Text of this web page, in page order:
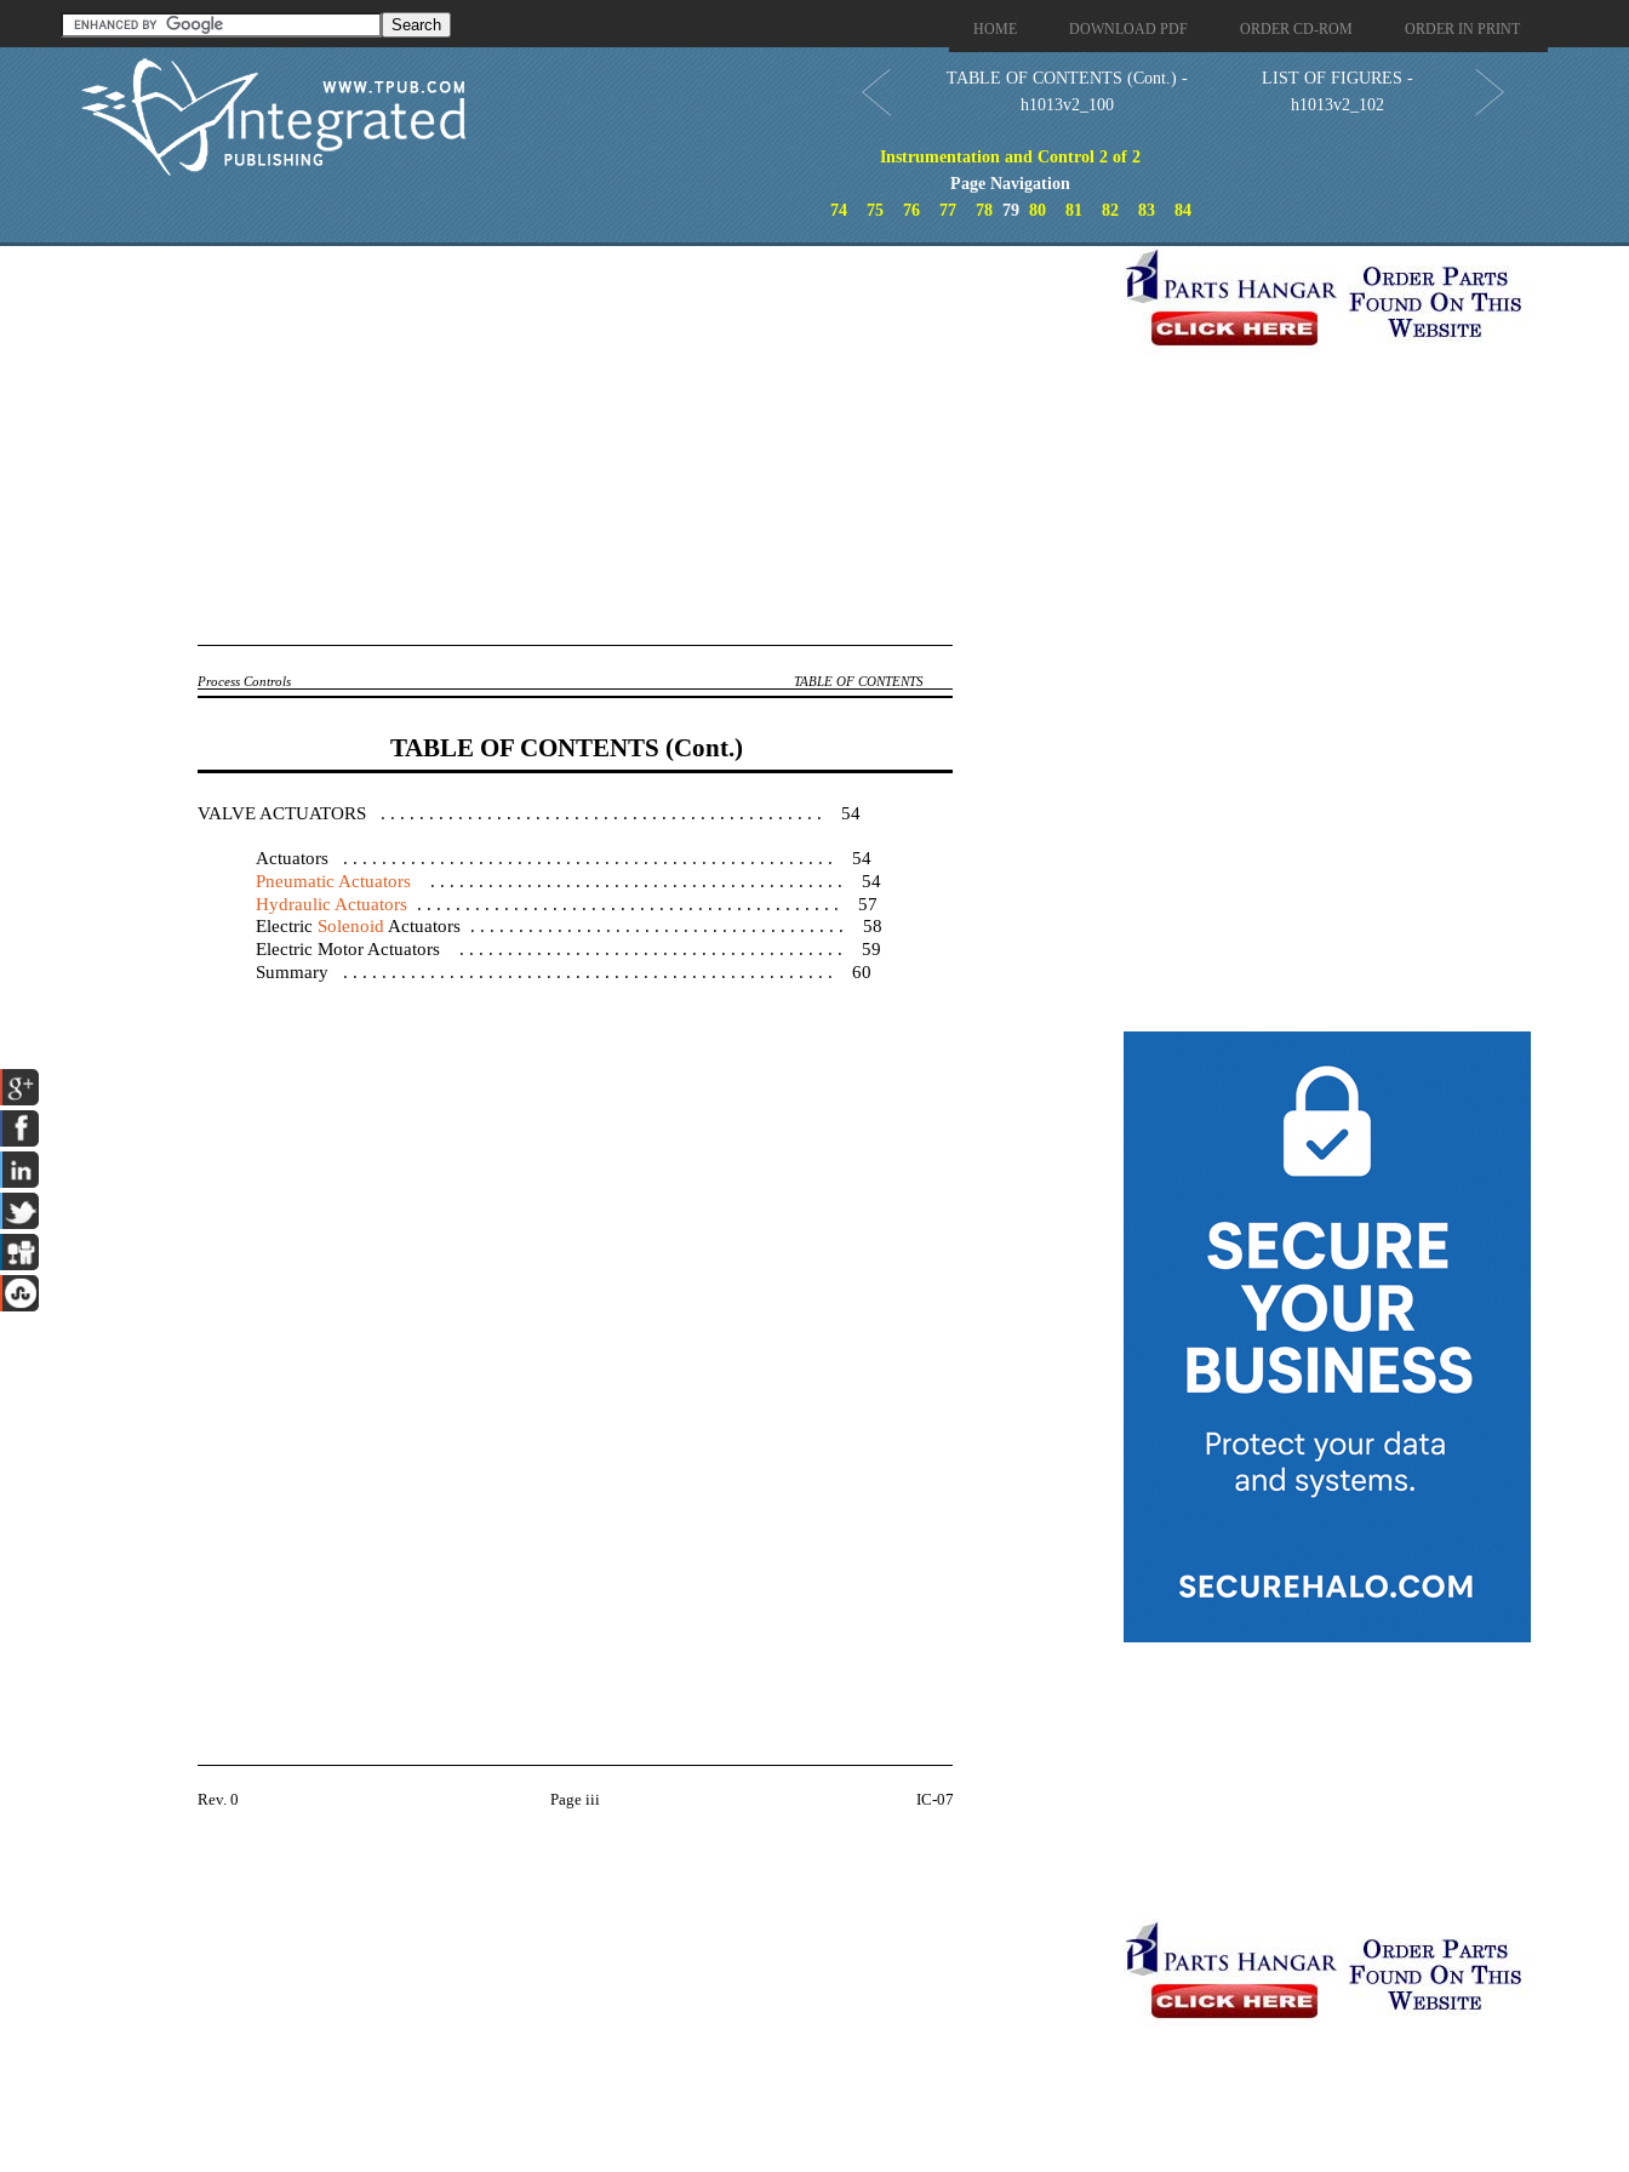
HOME DOWNLOAD PDF ORDER CD-ROM ORDER IN PRINT
TABLE OF CONTENTS (Cont.) -
h1013v2_100
LIST OF FIGURES -
h1013v2_102
Instrumentation and Control 2 of 2
Page Navigation
74
75 76 77 7879 80 81 82 83 84
Process Controls TABLE OF CONTENTS
TABLE OF CONTENTS (Cont.)
VALVE ACTUATORS . . . . . . . . . . . . . . . . . . . . . . . . . . . . . . . . . . . . . . . . . . . . . . 54
Actuators . . . . . . . . . . . . . . . . . . . . . . . . . . . . . . . . . . . . . . . . . . . . . . . . . . . 54
Pneumatic Actuators . . . . . . . . . . . . . . . . . . . . . . . . . . . . . . . . . . . . . . . . . . . 54
Hydraulic Actuators . . . . . . . . . . . . . . . . . . . . . . . . . . . . . . . . . . . . . . . . . . . . 57
Electric Solenoid Actuators . . . . . . . . . . . . . . . . . . . . . . . . . . . . . . . . . . . . . . . 58
Electric Motor Actuators . . . . . . . . . . . . . . . . . . . . . . . . . . . . . . . . . . . . . . . . 59
Summary . . . . . . . . . . . . . . . . . . . . . . . . . . . . . . . . . . . . . . . . . . . . . . . . . . . 60
Rev. 0 Page iii IC-07